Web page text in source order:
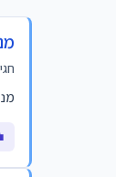
מנהל/ת